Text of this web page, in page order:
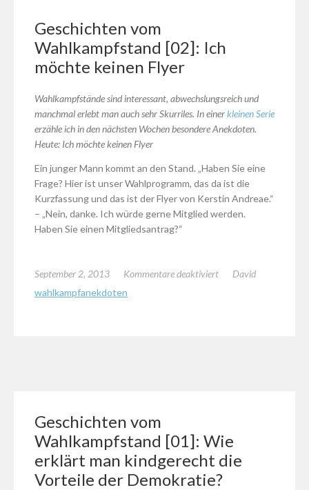
Geschichten vom
Wahlkampfstand [02]: Ich
möchte keinen Flyer
Wahlkampfstände sind interessant, abwechslungsreich und
manchmal erlebt man auch sehr Skurriles. In einerkleinen Serie
erzähle ich in den nächsten Wochen besondere Anekdoten.
Heute: Ich möchte keinen Flyer
Ein junger Mann kommt an den Stand. „Haben Sie eine
Frage? Hier ist unser Wahlprogramm, das da ist die
Kurzfassung und das ist der Flyer von Kerstin Andreae.“
– „Nein, danke. Ich würde gerne Mitglied werden.
Haben Sie einen Mitgliedsantrag?“
September 2, 2013 Kommentare deaktiviertfür
David
wahlkampfanekdoten
Geschichten vom
Wahlkampfstand [01]: Wie
erklärt man kindgerecht die
Vorteile der Demokratie?